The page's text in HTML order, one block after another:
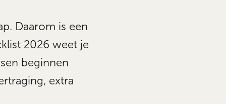
Daarom is een
2026 weet je
beginnen
extra